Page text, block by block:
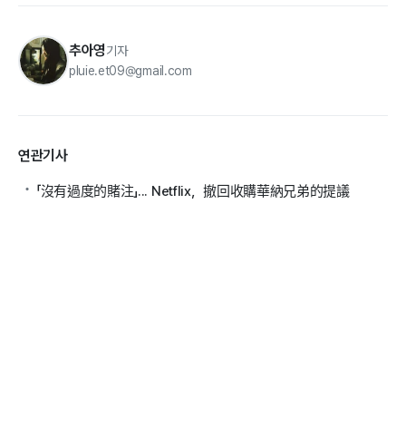
추아영기자
pluie.et09@gmail.com
연관기사
「沒有過度的賭注」... Netflix，撤回收購華納兄弟的提議